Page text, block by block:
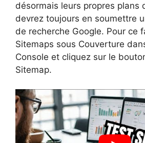
désormais leurs propres plans
devrez toujours en soumettre
de recherche Google. Pour ce
Sitemaps sous Couverture
Console et cliquez sur le
Sitemap.